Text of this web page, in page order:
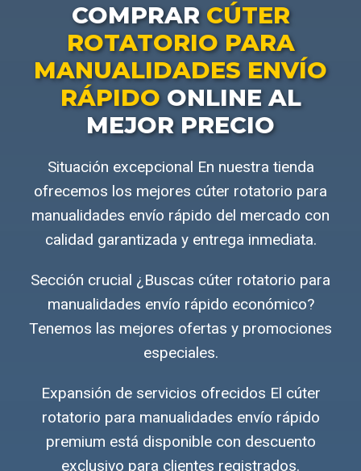
COMPRAR CÚTER
ROTATORIO PARA
MANUALIDADES ENVÍO
RÁPIDOONLINE AL
MEJOR PRECIO
Situación excepcional En nuestra tienda
ofrecemos los mejores cúter rotatorio para
manualidades envío rápido del mercado con
calidad garantizada y entrega inmediata.
Sección crucial ¿Buscas cúter rotatorio para
manualidades envío rápido económico?
Tenemos las mejores ofertas y promociones
especiales.
Expansión de servicios ofrecidos El cúter
rotatorio para manualidades envío rápido
premium está disponible con descuento
exclusivo para clientes registrados.